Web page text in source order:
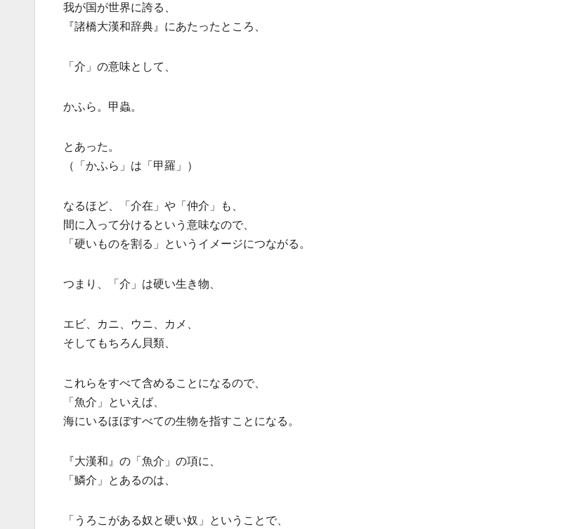
我が国が世界に誇る、
『諸橋大漢和辞典』にあたったところ、
「介」の意味として、
かふら。甲蟲。
とあった。
（「かふら」は「甲羅」）
なるほど、「介在」や「仲介」も、
間に入って分けるという意味なので、
「硬いものを割る」というイメージにつながる。
つまり、「介」は硬い生き物、
エビ、カニ、ウニ、カメ、
そしてもちろん貝類、
これらをすべて含めることになるので、
「魚介」といえば、
海にいるほぼすべての生物を指すことになる。
『大漢和』の「魚介」の項に、
「鱗介」とあるのは、
「うろこがある奴と硬い奴」ということで、